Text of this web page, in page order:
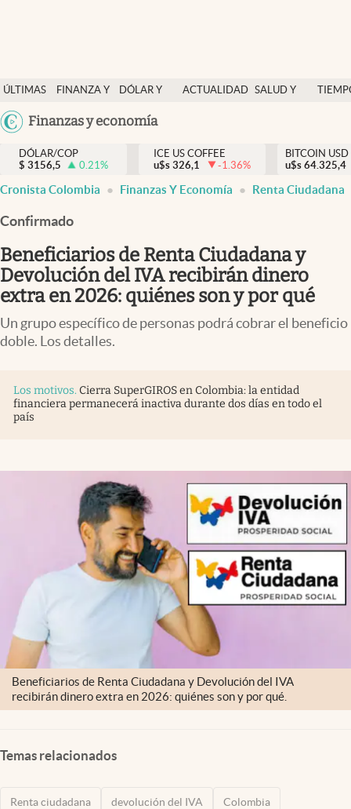
ÚLTIMAS
NOTICIAS
FINANZA Y
DÓLAR Y
ACTUALIDAD SALUD Y
México
USA
Finanzas y economía
Salud y nutrición
Vida espiritual
Actualidad
Colombia
DÓLAR/COP
$ 3156,5 0.21%
ICE US COFFEE
u$s 326,1 -1.36%
BITCOIN USD
u$s 64.325,4
Cronista Colombia Finanzas Y Economía Renta Ciudadana
Confirmado
Beneficiarios de Renta Ciudadana y
Devolución del IVA recibirán dinero
extra en 2026: quiénes son y por qué
Un grupo específico de personas podrá cobrar el beneficio
doble. Los detalles.
Los motivos. Cierra SuperGIROS en Colombia: la entidad
financiera permanecerá inactiva durante dos días en todo el
país
Beneficiarios de Renta Ciudadana y Devolución del IVA
recibirán dinero extra en 2026: quiénes son y por qué.
Temas relacionados
Renta ciudadana devolución del IVA Colombia